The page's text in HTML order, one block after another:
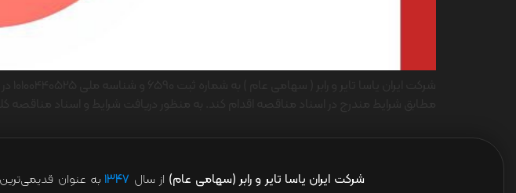
شرکت ایران یاسا تایر و رابر (سهامی عام) از سال ۱۳۴۷ به عنوان